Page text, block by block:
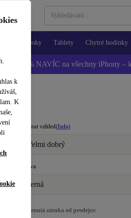
k
K
Notebooky Tablety Chytré hodinky
📱 -5 % NAVÍC na všechny iPhony
Vybrat vzhled (Info)
Velmi dobrý
Barva
černá
Zahrnutá záruka od prodejce: